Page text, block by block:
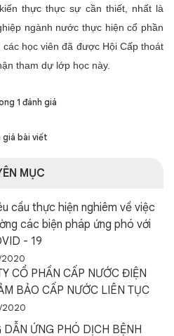
thực thực sự cần thiết, nhất là
ngành nước thực hiện cổ phần
học viên đã được Hội Cấp thoát
tham dự lớp học này.
1 đánh giá
giá bài viết
MỤC
cầu thực hiện nghiêm về việc
các biện pháp ứng phó với
- 19
CỔ PHẦN CẤP NƯỚC ĐIỆN
BẢO CẤP NƯỚC LIÊN TỤC
2020
DẪN ỨNG PHÓ DỊCH BỆNH